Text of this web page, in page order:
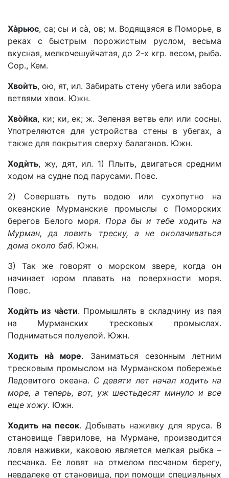
Хàрьюс, са; сы и сà, ов; м. Водящаяся в Поморье, в
реках с быстрым порожистым руслом, весьма
вкусная, мелкочешуйчатая, до 2-х кгр. весом, рыба.
Сор., Кем.
Хвоѝть, ою, ят, ил. Забирать стену убега или забора
ветвями хвои. Южн.
Хвòйка, ки; ки, ек; ж. Зеленая ветвь ели или сосны.
Употреляются для устройства стены в убегах, а
также для покрытия сверху балаганов. Южн.
Ходѝть, жу, дят, ил. 1) Плыть, двигаться средним
ходом на судне под парусами. Повс.
2) Совершать путь водою или сухопутно на
океанские Мурманские промыслы с Поморских
берегов Белого моря. Пора бы и тебе ходить на
Мурман, да ловить треску, а не околачиваться
дома около баб. Южн.
3) Так же говорят о морском звере, когда он
начинает юром плавать на поверхности моря.
Повс.
Ходѝть из чàсти. Промышлять в складчину из пая
на Мурманских тресковых промыслах.
Подниматься полуелой. Южн.
Ходить нà море. Заниматься сезонным летним
тресковым промыслом на Мурманском побережье
Ледовитого океана. С девяти лет начал ходить на
море, а теперь, вот, уж шестьдесят минуло и все
еще хожу. Южн.
Ходить на песок. Добывать наживку для яруса. В
становище Гаврилове, на Мурмане, производится
ловля наживки, каковою является мелкая рыбка –
песчанка. Ее ловят на отмелом песчаном берегу,
невдалеке от становища, при помощи специальных